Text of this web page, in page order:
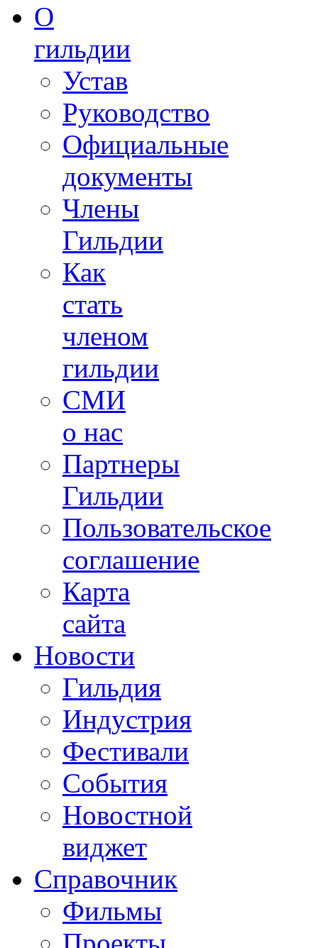
О
гильдии
Устав
Руководство
Официальные
документы
Члены
Гильдии
Как
стать
членом
гильдии
СМИ
о нас
Партнеры
Гильдии
Пользовательское
соглашение
Карта
сайта
Новости
Гильдия
Индустрия
Фестивали
События
Новостной
виджет
Справочник
Фильмы